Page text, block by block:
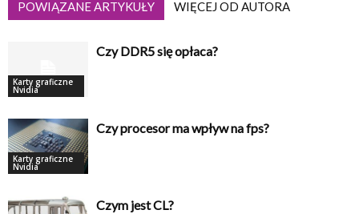
POWIĄZANE ARTYKUŁY WIĘCEJ OD AUTORA
Karty graficzne
Nvidia
Czy DDR5 się opłaca?
Karty graficzne
Nvidia
Czy procesor ma wpływ na fps?
Czym jest CL?